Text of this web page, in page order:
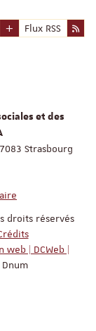
Flux RSS
et des
Strasbourg
droits réservés
web | DCWeb |
Dnum